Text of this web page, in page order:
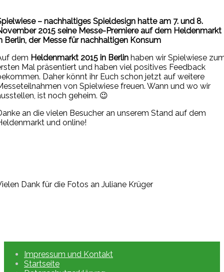
– nachhaltiges Spieldesign hatte am 7. und 8.
2015 seine Messe-Premiere auf dem Heldenmarkt
Berlin, der Messe für nachhaltigen Konsum
dem Heldenmarkt 2015 in Berlin haben wir Spielwiese
Mal präsentiert und haben viel positives Feedback
Daher könnt ihr Euch schon jetzt auf weitere
von Spielwiese freuen. Wann und wo wir
ist noch geheim. 😉
an die vielen Besucher an unserem Stand auf dem
und online!
Dank für die Fotos an Juliane Krüger
Impressum und Kontakt
Startseite